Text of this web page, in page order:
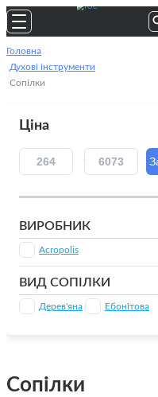
Головна
Духові інструменти
Сопілки
Ціна
ВИРОБНИК
Acropolis
ВИД СОПІЛКИ
Дерев'яна Ебоні́това
Сопілки